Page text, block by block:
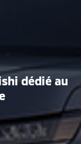
dédié au